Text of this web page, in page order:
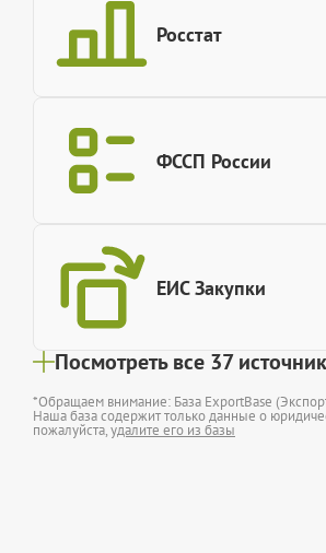
Росстат
ФССП России
ЕИС Закупки
Посмотреть все 37
*Обращаем внимание: База ExportBase
Наша база содержит только данные о
пожалуйста,удалите его из базы